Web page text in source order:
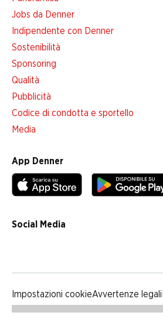
Jobs da Denner
Indipendente con Denner
Sostenibilità
Sponsoring
Qualità
Pubblicità
Codice di condotta e sportello
Media
App Denner
Social Media
Impostazioni cookieAvvertenze legali